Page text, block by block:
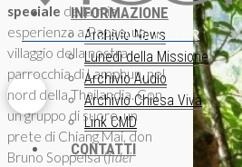
INFORMAZIONE
Archivio News
Lunedì della Missione
Archivio Audio
Archivio Chiesa Viva
Link CMD
CONTATTI
ISCRIZIONE NEWSLETTER
speciale della mia
esperienza a Papae, un
villaggio della nostra
parrocchia di Lamphun, nel
nord della Thailandia. Con
un gruppo di suore, un
prete di Chiang Mai, don
Bruno Soppelsa (fidei